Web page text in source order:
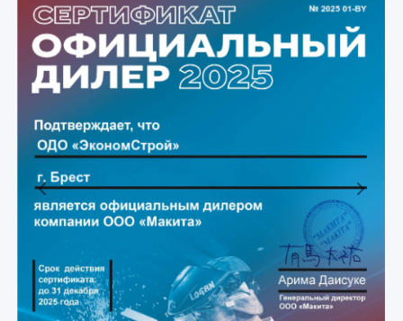
Previous Next